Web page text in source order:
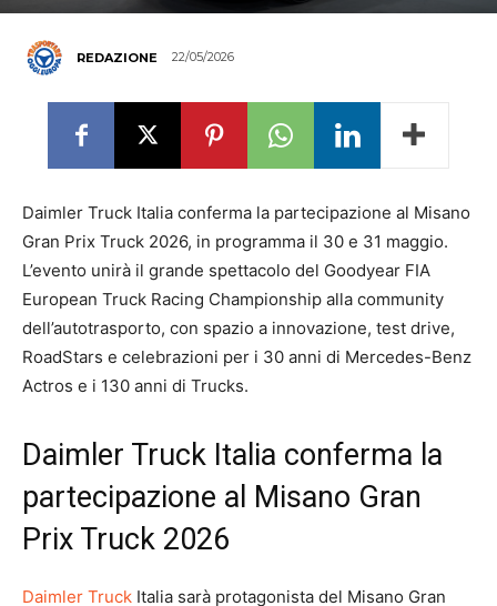
REDAZIONE 22/05/2026
Daimler Truck Italia conferma la partecipazione al Misano
Gran Prix Truck 2026, in programma il 30 e 31 maggio.
L’evento unirà il grande spettacolo del Goodyear FIA
European Truck Racing Championship alla community
dell’autotrasporto, con spazio a innovazione, test drive,
RoadStars e celebrazioni per i 30 anni di Mercedes-Benz
Actros e i 130 anni di Trucks.
Daimler Truck Italia conferma la
partecipazione al Misano Gran
Prix Truck 2026
Daimler Truck Italia sarà protagonista del Misano Gran